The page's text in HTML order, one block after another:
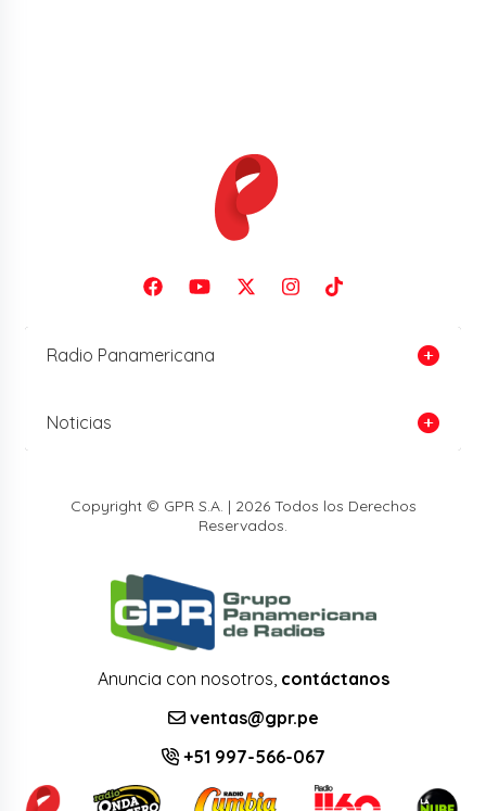
Radio Panamericana
Noticias
Copyright © GPR S.A. | 2026 Todos los Derechos
Reservados.
Anuncia con nosotros, contáctanos
ventas@gpr.pe
+51 997-566-067